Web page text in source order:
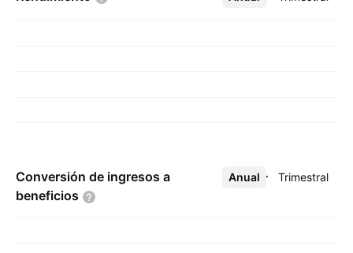
Conversión de ingresos a
beneficios
Anual Trimestral
Más